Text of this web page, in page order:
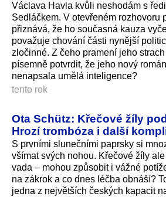
Václava Havla kvůli neshodám s
Sedláčkem. V otevřeném rozhovoru
přiznává, že ho současná kauza
považuje chování části nynější
zločinné. Z čeho pramení jeho
písemně potvrdit, že jeho nový
nenapsala umělá inteligence?
tento rok
Ota Schütz: Křečové žíly
Hrozí trombóza i další
S prvními slunečními paprsky si
všímat svých nohou. Křečové žíly
vada – mohou způsobit i vážné
na zákrok a co dnes léčba obnáší?
jedna z největších českých kapacit